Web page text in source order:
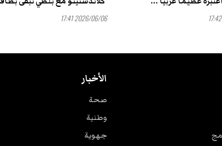
2026/06/06 17:41
الأخبار
صحة
وطنية
جهوية